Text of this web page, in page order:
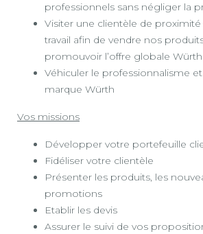
professionnels sans négliger la
Visiter une clientèle de proximité
travail afin de vendre nos
promouvoir l’offre globale Würth
Véhiculer le professionnalisme et
marque Würth
Vos missions
Développer votre portefeuille
Fidéliser votre clientèle
Présenter les produits, les
promotions
Etablir les devis
Assurer le suivi de vos